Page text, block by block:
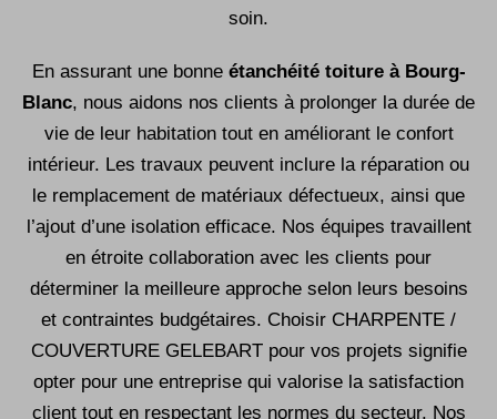
soin.
En assurant une bonne étanchéité toiture à Bourg-
Blanc, nous aidons nos clients à prolonger la durée de
vie de leur habitation tout en améliorant le confort
intérieur. Les travaux peuvent inclure la réparation ou
le remplacement de matériaux défectueux, ainsi que
l’ajout d’une isolation efficace. Nos équipes travaillent
en étroite collaboration avec les clients pour
déterminer la meilleure approche selon leurs besoins
et contraintes budgétaires. Choisir CHARPENTE /
COUVERTURE GELEBART pour vos projets signifie
opter pour une entreprise qui valorise la satisfaction
client tout en respectant les normes du secteur. Nos